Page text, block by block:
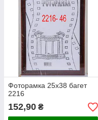
Фоторамка 25х38 багет
2216
152,90 ₴